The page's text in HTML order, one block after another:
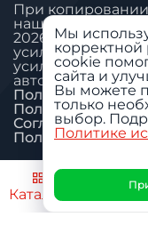
При
наш сайт
2026 © Все
усилитель
усилитель
автомобильный
Политика
Согласие на
Политика
Каталог Поиск
Мы
корректной
cookie
сайта и
Вы можете
только
выбор.
Политике